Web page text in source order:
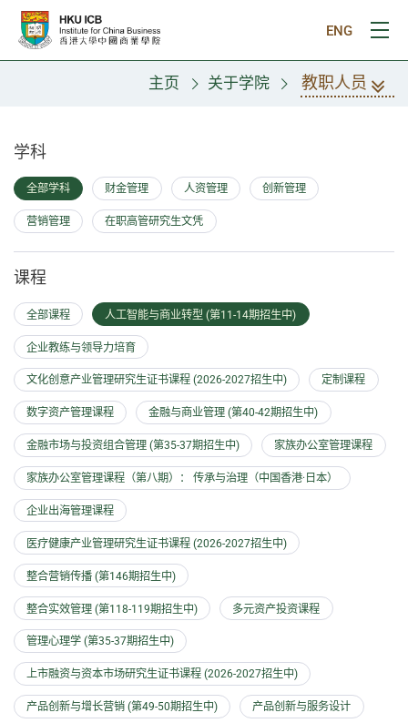
跳往主要内容
ENG
打
主页 关于学院 教职人员
教职人员
学科
全部学科 财金管理 人资管理 创新管理
营销管理 在职高管研究生文凭
课程
全部课程 人工智能与商业转型 (第11-14期招生中)
企业教练与领导力培育
文化创意产业管理研究生证书课程 (2026-2027招生中) 定制课程
数字资产管理课程 金融与商业管理 (第40-42期招生中)
金融市场与投资组合管理 (第35-37期招生中) 家族办公室管理课程
家族办公室管理课程（第八期）： 传承与治理（中国香港·日本）
企业出海管理课程
医疗健康产业管理研究生证书课程 (2026-2027招生中)
整合营销传播 (第146期招生中)
整合实效管理 (第118-119期招生中) 多元资产投资课程
管理心理学 (第35-37期招生中)
上市融资与资本市场研究生证书课程 (2026-2027招生中)
产品创新与增长营销 (第49-50期招生中) 产品创新与服务设计